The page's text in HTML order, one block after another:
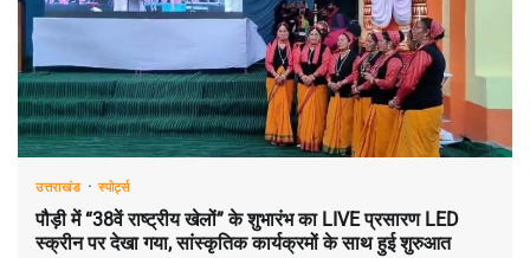
उत्तराखंड स्पोर्ट्स
पौड़ी में “38वें राष्ट्रीय खेलों” के शुभारंभ का LIVE प्रसारण LED
स्क्रीन पर देखा गया, सांस्कृतिक कार्यक्रमों के साथ हुई शुरुआत